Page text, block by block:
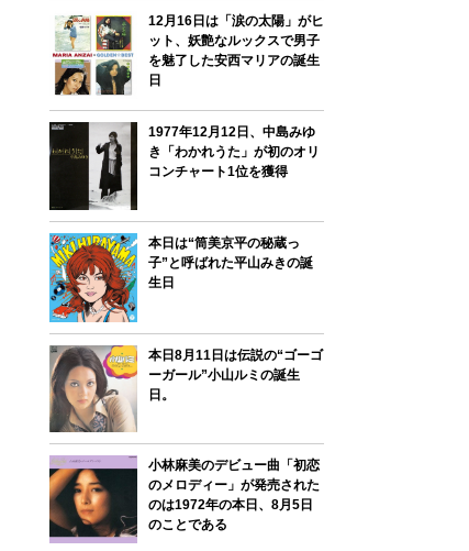
12月16日は「涙の太陽」がヒ
ット、妖艶なルックスで男子
を魅了した安西マリアの誕生
日
1977年12月12日、中島みゆ
き「わかれうた」が初のオリ
コンチャート1位を獲得
本日は“筒美京平の秘蔵っ
子”と呼ばれた平山みきの誕
生日
本日8月11日は伝説の“ゴーゴ
ーガール”小山ルミの誕生
日。
小林麻美のデビュー曲「初恋
のメロディー」が発売された
のは1972年の本日、8月5日
のことである